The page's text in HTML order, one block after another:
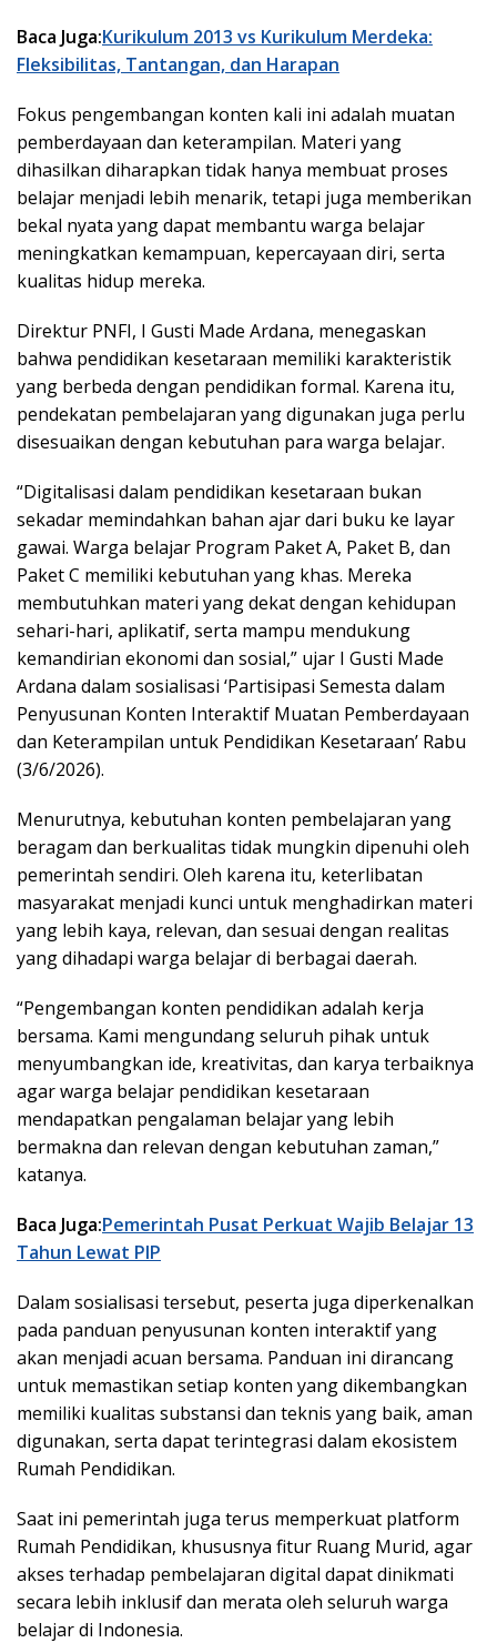
Baca Juga:Kurikulum 2013 vs Kurikulum Merdeka:
Fleksibilitas, Tantangan, dan Harapan
Fokus pengembangan konten kali ini adalah muatan
pemberdayaan dan keterampilan. Materi yang
dihasilkan diharapkan tidak hanya membuat proses
belajar menjadi lebih menarik, tetapi juga memberikan
bekal nyata yang dapat membantu warga belajar
meningkatkan kemampuan, kepercayaan diri, serta
kualitas hidup mereka.
Direktur PNFI, I Gusti Made Ardana, menegaskan
bahwa pendidikan kesetaraan memiliki karakteristik
yang berbeda dengan pendidikan formal. Karena itu,
pendekatan pembelajaran yang digunakan juga perlu
disesuaikan dengan kebutuhan para warga belajar.
“Digitalisasi dalam pendidikan kesetaraan bukan
sekadar memindahkan bahan ajar dari buku ke layar
gawai. Warga belajar Program Paket A, Paket B, dan
Paket C memiliki kebutuhan yang khas. Mereka
membutuhkan materi yang dekat dengan kehidupan
sehari-hari, aplikatif, serta mampu mendukung
kemandirian ekonomi dan sosial,” ujar I Gusti Made
Ardana dalam sosialisasi ‘Partisipasi Semesta dalam
Penyusunan Konten Interaktif Muatan Pemberdayaan
dan Keterampilan untuk Pendidikan Kesetaraan’ Rabu
(3/6/2026).
Menurutnya, kebutuhan konten pembelajaran yang
beragam dan berkualitas tidak mungkin dipenuhi oleh
pemerintah sendiri. Oleh karena itu, keterlibatan
masyarakat menjadi kunci untuk menghadirkan materi
yang lebih kaya, relevan, dan sesuai dengan realitas
yang dihadapi warga belajar di berbagai daerah.
“Pengembangan konten pendidikan adalah kerja
bersama. Kami mengundang seluruh pihak untuk
menyumbangkan ide, kreativitas, dan karya terbaiknya
agar warga belajar pendidikan kesetaraan
mendapatkan pengalaman belajar yang lebih
bermakna dan relevan dengan kebutuhan zaman,”
katanya.
Baca Juga:Pemerintah Pusat Perkuat Wajib Belajar 13
Tahun Lewat PIP
Dalam sosialisasi tersebut, peserta juga diperkenalkan
pada panduan penyusunan konten interaktif yang
akan menjadi acuan bersama. Panduan ini dirancang
untuk memastikan setiap konten yang dikembangkan
memiliki kualitas substansi dan teknis yang baik, aman
digunakan, serta dapat terintegrasi dalam ekosistem
Rumah Pendidikan.
Saat ini pemerintah juga terus memperkuat platform
Rumah Pendidikan, khususnya fitur Ruang Murid, agar
akses terhadap pembelajaran digital dapat dinikmati
secara lebih inklusif dan merata oleh seluruh warga
belajar di Indonesia.